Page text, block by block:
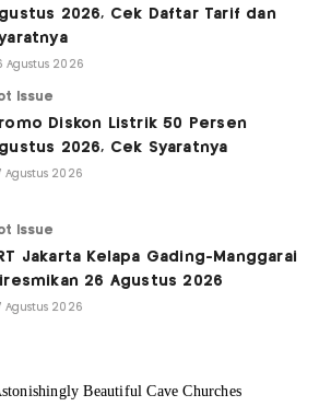
2026, Cek Daftar Tarif dan
Agustus 2026
Issue
Diskon Listrik 50 Persen
2026, Cek Syaratnya
Agustus 2026
Issue
Jakarta Kelapa Gading-Manggarai
26 Agustus 2026
Agustus 2026